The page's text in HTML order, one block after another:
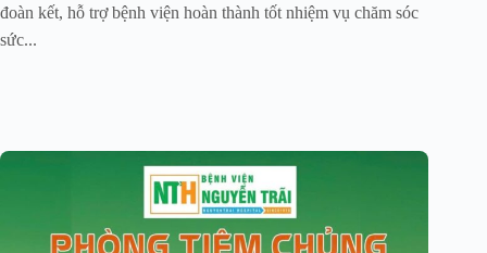
đoàn kết, hỗ trợ bệnh viện hoàn thành tốt nhiệm vụ chăm sóc
sức...